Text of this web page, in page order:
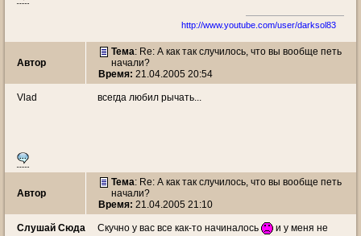
http://www.youtube.com/user/darksol83
Автор
Тема: Re: А как так случилось, что вы вообще петь
начали?
Время: 21.04.2005 20:54
Vlad всегда любил рычать...
Автор
Тема: Re: А как так случилось, что вы вообще петь
начали?
Время: 21.04.2005 21:10
Слушай Сюда Скучно у вас все как-то начиналось
и у меня не